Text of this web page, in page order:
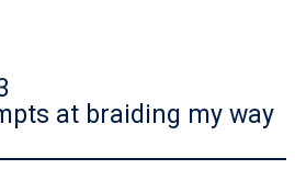
at braiding my way